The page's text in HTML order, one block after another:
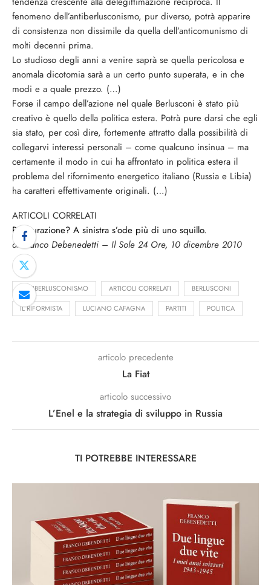
fenomeno dell’antiberlusconismo, pur diverso, potrà apparire
di consistenza non dissimile da quella dell’anticomunismo di
molti decenni prima.
Lo studioso degli anni a venire saprà se quella pericolosa e
anomala dicotomia sarà a un certo punto superata, e in che
modi e a quale prezzo. (…)
Forse il campo dell’azione nel quale Berlusconi è stato più
creativo è quello della politica estera. Potrà pure darsi che egli
sia stato, per così dire, fortemente attratto dalla possibilità di
collegarvi interessi personali – come qualcuno insinua – ma
certamente il modo in cui ha affrontato in politica estera il
problema del rifornimento energetico italiano (Russia e Libia)
ha caratteri effettivamente originali. (…)
ARTICOLI CORRELATI
Restaurazione? A sinistra s’ode più di uno squillo.
di Franco Debenedetti – Il Sole 24 Ore, 10 dicembre 2010
ANTIBERLUSCONISMO ARTICOLI CORRELATI BERLUSCONI
IL RIFORMISTA LUCIANO CAFAGNA PARTITI POLITICA
articolo precedente
La Fiat
articolo successivo
L’Enel e la strategia di sviluppo in Russia
TI POTREBBE INTERESSARE